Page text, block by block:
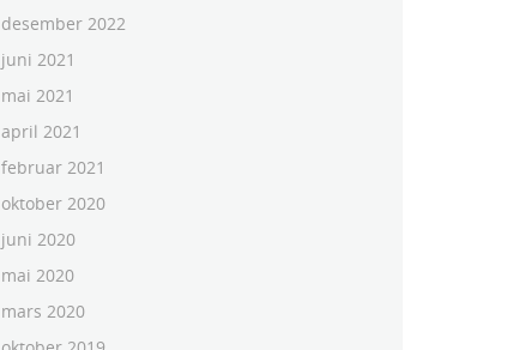
desember 2022
juni 2021
mai 2021
april 2021
februar 2021
oktober 2020
juni 2020
mai 2020
mars 2020